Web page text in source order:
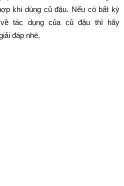
khi dùng củ đậu. Nếu có bất kỳ
tác dụng của củ đậu thì hãy
đáp nhé.